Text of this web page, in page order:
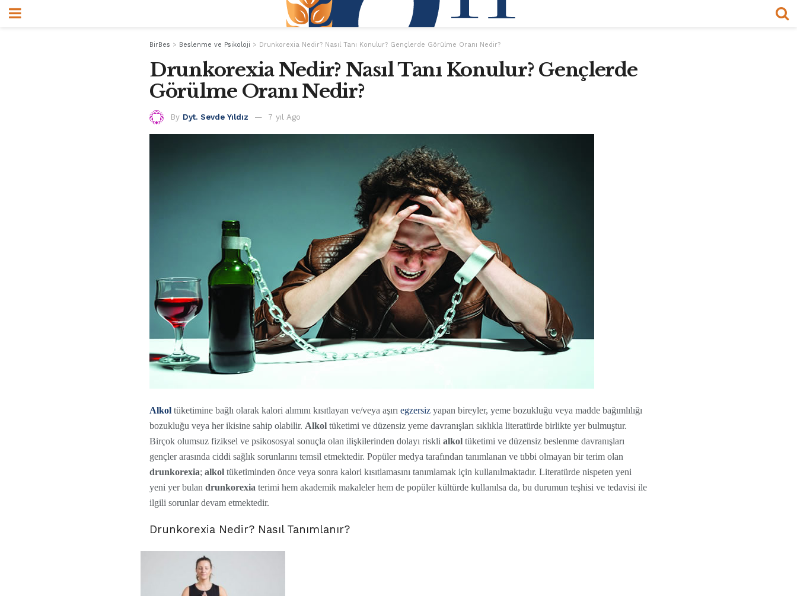
BirBes > Beslenme ve Psikoloji > Drunkorexia Nedir? Nasıl Tanı Konulur? Gençlerde Görülme Oranı Nedir?
Drunkorexia Nedir? Nasıl Tanı Konulur? Gençlerde
Görülme Oranı Nedir?
By Dyt. Sevde Yıldız 7 yıl Ago
Alkol tüketimine bağlı olarak kalori alımını kısıtlayan ve/veya aşırı egzersiz yapan bireyler, yeme bozukluğu veya madde bağımlılığı
bozukluğu veya her ikisine sahip olabilir. Alkol tüketimi ve düzensiz yeme davranışları sıklıkla literatürde birlikte yer bulmuştur.
Birçok olumsuz fiziksel ve psikososyal sonuçla olan ilişkilerinden dolayı riskli alkol tüketimi ve düzensiz beslenme davranışları
gençler arasında ciddi sağlık sorunlarını temsil etmektedir. Popüler medya tarafından tanımlanan ve tıbbi olmayan bir terim olan
drunkorexia; alkol tüketiminden önce veya sonra kalori kısıtlamasını tanımlamak için kullanılmaktadır. Literatürde nispeten yeni
yeni yer bulan drunkorexia terimi hem akademik makaleler hem de popüler kültürde kullanılsa da, bu durumun teşhisi ve tedavisi ile
ilgili sorunlar devam etmektedir.
Drunkorexia Nedir? Nasıl Tanımlanır?